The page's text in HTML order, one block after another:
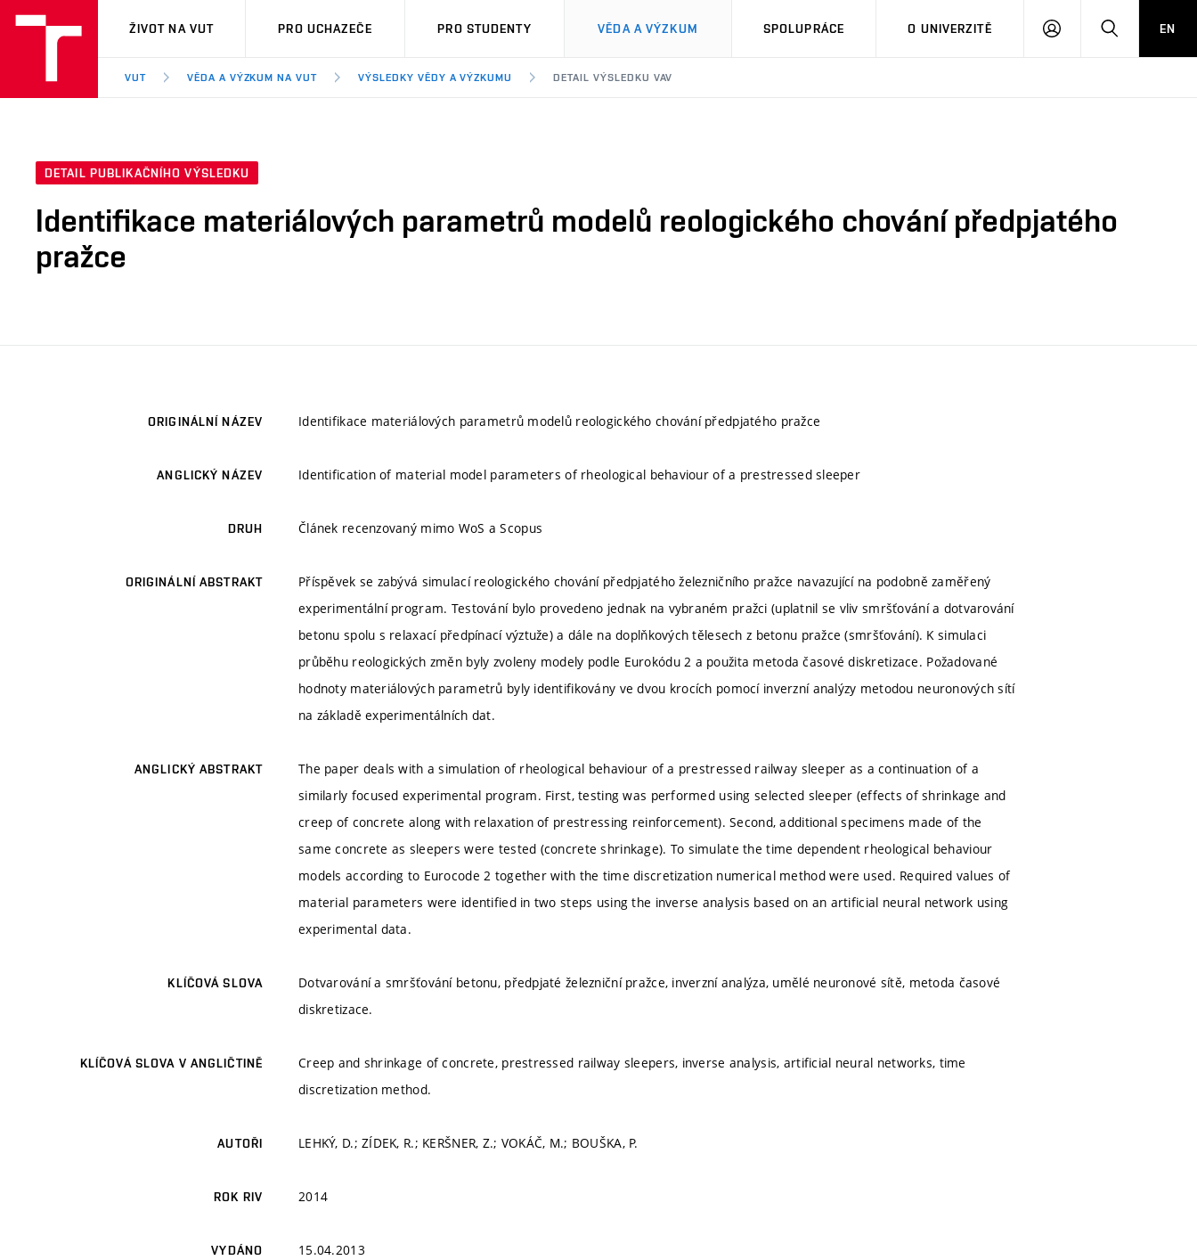
VUT
ŽIVOT NA VUT PRO UCHAZEČE PRO STUDENTY VĚDA A VÝZKUM SPOLUPRÁCE O UNIVERZITĚ
PŘIHLÁSIT HLEDATEN
VUT VĚDA A VÝZKUM NA VUT VÝSLEDKY VĚDY A VÝZKUMU DETAIL VÝSLEDKU VAV
DETAIL PUBLIKAČNÍHO VÝSLEDKU
Identifikace materiálových parametrů modelů reologického chování předpjatého
pražce
ORIGINÁLNÍ NÁZEV Identifikace materiálových parametrů modelů reologického chování předpjatého pražce
ANGLICKÝ NÁZEV Identification of material model parameters of rheological behaviour of a prestressed sleeper
DRUH Článek recenzovaný mimo WoS a Scopus
ORIGINÁLNÍ ABSTRAKT
Příspěvek se zabývá simulací reologického chování předpjatého železničního pražce navazující na podobně zaměřený
experimentální program. Testování bylo provedeno jednak na vybraném pražci (uplatnil se vliv smršťování a dotvarování
betonu spolu s relaxací předpínací výztuže) a dále na doplňkových tělesech z betonu pražce (smršťování). K simulaci
průběhu reologických změn byly zvoleny modely podle Eurokódu 2 a použita metoda časové diskretizace. Požadované
hodnoty materiálových parametrů byly identifikovány ve dvou krocích pomocí inverzní analýzy metodou neuronových sítí
na základě experimentálních dat.
ANGLICKÝ ABSTRAKT
The paper deals with a simulation of rheological behaviour of a prestressed railway sleeper as a continuation of a
similarly focused experimental program. First, testing was performed using selected sleeper (effects of shrinkage and
creep of concrete along with relaxation of prestressing reinforcement). Second, additional specimens made of the
same concrete as sleepers were tested (concrete shrinkage). To simulate the time dependent rheological behaviour
models according to Eurocode 2 together with the time discretization numerical method were used. Required values of
material parameters were identified in two steps using the inverse analysis based on an artificial neural network using
experimental data.
KLÍČOVÁ SLOVA
Dotvarování a smršťování betonu, předpjaté železniční pražce, inverzní analýza, umělé neuronové sítě, metoda časové
diskretizace.
KLÍČOVÁ SLOVA V ANGLIČTINĚ
Creep and shrinkage of concrete, prestressed railway sleepers, inverse analysis, artificial neural networks, time
discretization method.
AUTOŘI LEHKÝ, D.; ZÍDEK, R.; KERŠNER, Z.; VOKÁČ, M.; BOUŠKA, P.
ROK RIV 2014
VYDÁNO 15.04.2013